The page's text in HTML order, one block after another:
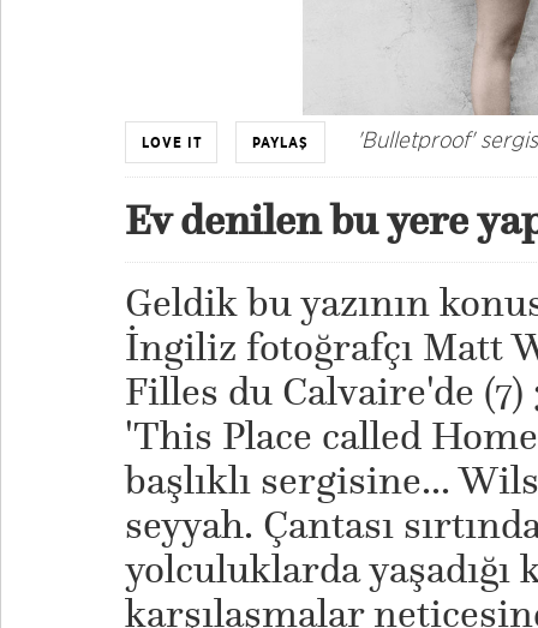
LOVE IT PAYLAŞ 'Bulletproof'
Ev denilen bu yere
Geldik bu yazının
İngiliz fotoğrafçı Matt
Filles du Calvaire'de (7)
'This Place called
başlıklı sergisine...
seyyah. Çantası
yolculuklarda yaşadığı
karşılaşmalar